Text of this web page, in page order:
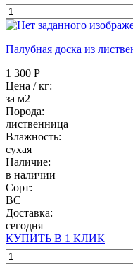
Палубная доска из
1 300 Р
Цена / кг:
за м2
Порода:
лиственница
Влажность:
сухая
Наличие:
в наличии
Сорт:
BC
Доставка:
сегодня
КУПИТЬ В 1 КЛИК